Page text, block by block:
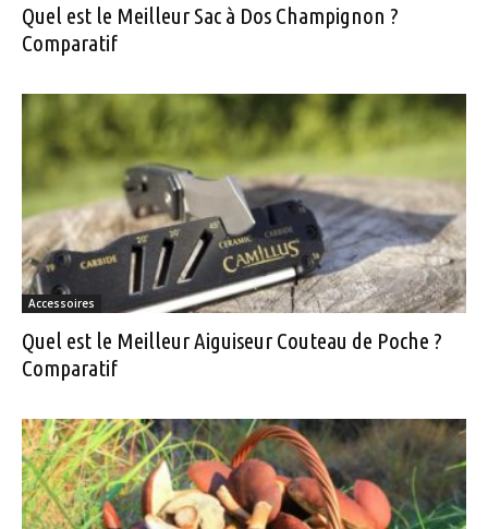
Quel est le Meilleur Sac à Dos Champignon ?
Comparatif
Accessoires
Quel est le Meilleur Aiguiseur Couteau de Poche ?
Comparatif